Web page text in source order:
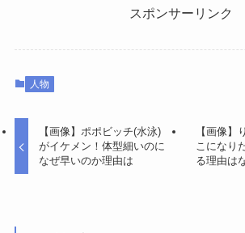
スポンサーリンク
人物
【画像】ポポビッチ(水泳)
がイケメン！体型細いのに
なぜ早いのか理由は
【画像】
こになり
る理由は